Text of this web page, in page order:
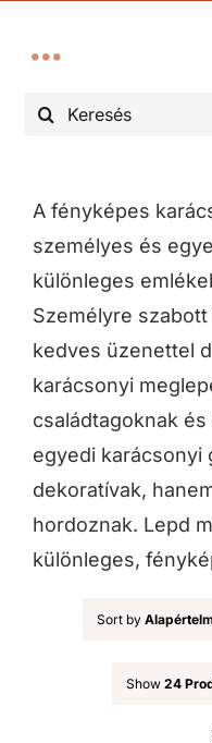
Keresés...
Esküvő
Keresztelő, elsőáldozás
Kegyelet/gyász
Évforduló
Karácsony, advent
Egyéb alkalmak,
A fényképes
személyes és
különleges
Személyre
kedves üzenettel
karácsonyi
családtagoknak
egyedi karácsonyi
dekoratívak,
hordoznak. Lepd
különleges,
Sort by
Show 24